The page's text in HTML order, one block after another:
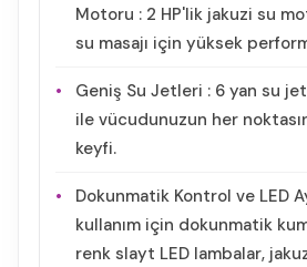
Motoru : 2 HP'lik jakuzi su
su masajı için yüksek
Geniş Su Jetleri : 6 yan su
ile vücudunuzun her
keyfi.
Dokunmatik Kontrol ve LED
kullanım için dokunmatik
renk slayt LED lambalar,